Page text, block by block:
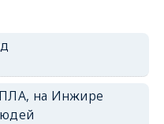
на Инжире